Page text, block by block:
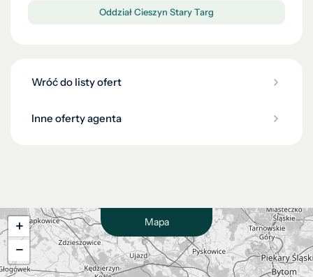
Oddział Cieszyn Stary Targ
Wróć do listy ofert
Inne oferty agenta
Mapa
+
−